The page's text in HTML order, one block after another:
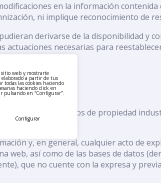
web y mostrarte
a partir de tus
todas las cookies haciendo
haciendo click en
pulsando en “Configurar”.
Configurar
en la información contenida
ni implique reconocimiento de
derivarse de la disponibilidad y
actuaciones necesarias para
todos los derechos de propiedad
y, en general, cualquier acto de
web, así como de las bases de datos
que no cuente con la expresa y